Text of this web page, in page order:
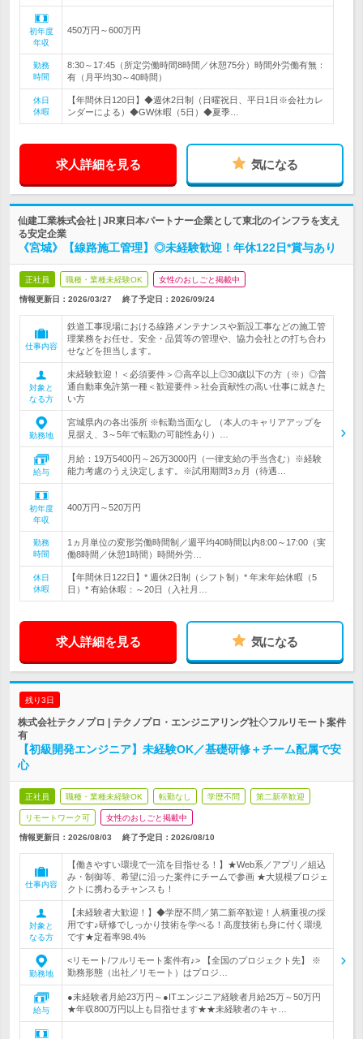
初年度
年収
450万円～600万円
勤務
時間
8:30～17:45（所定労働時間8時間／休憩75分）時間外労働有無：
有（月平均30～40時間）
休日
休暇
【年間休日120日】◆週休2日制（日曜祝日、平日1日※会社カレ
ンダーによる）◆GW休暇（5日）◆夏季…
求人詳細を見る 気になる
仙建工業株式会社 | JR東日本パートナー企業として東北のインフラを支え
る安定企業
《宮城》【線路施工管理】◎未経験歓迎！年休122日*賞与あり
正社員 職種・業種未経験OK 女性のおしごと掲載中
情報更新日：2026/03/27 終了予定日： 2026/09/24
仕事内容
鉄道工事現場における線路メンテナンスや新設工事などの施工管
理業務をお任せ。安全・品質等の管理や、協力会社との打ち合わ
せなどを担当します。
対象と
なる方
未経験歓迎！＜必須要件＞◎高卒以上◎30歳以下の方（※）◎普
通自動車免許第一種＜歓迎要件＞社会貢献性の高い仕事に就きた
い方
勤務地
宮城県内の各出張所 ※転勤当面なし （本人のキャリアアップを
見据え、3～5年で転勤の可能性あり）…
給与
月給：19万5400円～26万3000円（一律支給の手当含む）※経験
能力考慮のうえ決定します。※試用期間3ヵ月（待遇…
初年度
年収
400万円～520万円
勤務
時間
1ヵ月単位の変形労働時間制／週平均40時間以内8:00～17:00（実
働8時間／休憩1時間）時間外労…
休日
休暇
【年間休日122日】* 週休2日制（シフト制）* 年末年始休暇（5
日）* 有給休暇：～20日（入社月…
求人詳細を見る 気になる
残り3日
株式会社テクノプロ | テクノプロ・エンジニアリング社◇フルリモート案件
有
【初級開発エンジニア】未経験OK／基礎研修＋チーム配属で安
心
正社員 職種・業種未経験OK 転勤なし 学歴不問 第二新卒歓迎
リモートワーク可 女性のおしごと掲載中
情報更新日：2026/08/03 終了予定日： 2026/08/10
仕事内容
【働きやすい環境で一流を目指せる！】★Web系／アプリ／組込
み・制御等、希望に沿った案件にチームで参画 ★大規模プロジェ
クトに携わるチャンスも！
対象と
なる方
【未経験者大歓迎！】◆学歴不問／第二新卒歓迎！人柄重視の採
用です♪研修でしっかり技術を学べる！高度技術も身に付く環境
です★定着率98.4%
勤務地
<リモート/フルリモート案件有♪> 【全国のプロジェクト先】 ※
勤務形態（出社／リモート）はプロジ…
給与
●未経験者月給23万円～●ITエンジニア経験者月給25万～50万円
★年収800万円以上も目指せます★★未経験者のキャ…